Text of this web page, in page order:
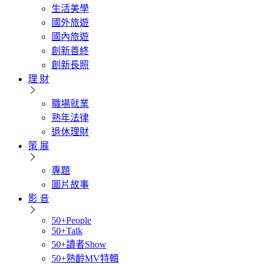
生活美學
國外旅遊
國內旅遊
創新善終
創新長照
理 財
職場就業
熟年法律
退休理財
策 展
專題
圖片故事
影 音
50+People
50+Talk
50+讀者Show
50+熟齡MV特輯